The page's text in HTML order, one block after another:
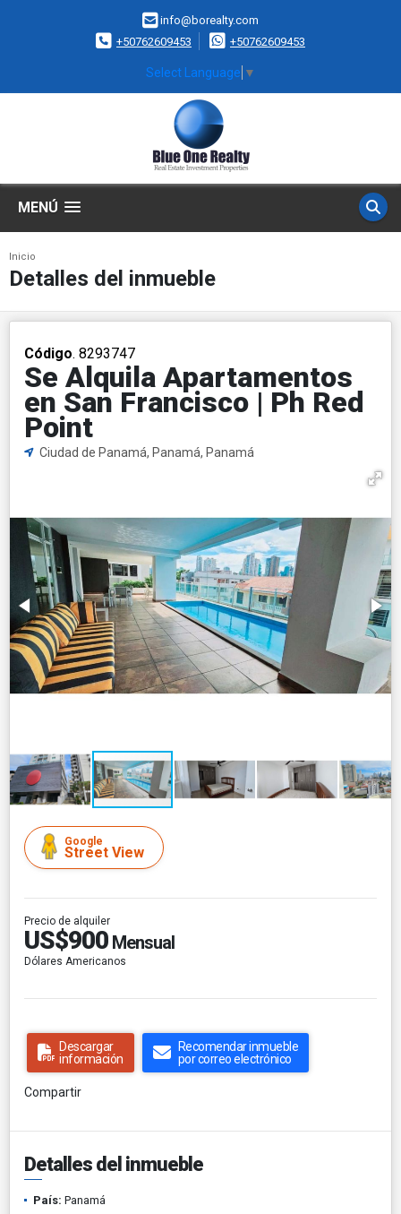
info@borealty.com
+50762609453
+50762609453
Select Language ▼
MENÚ
Inicio
Detalles del inmueble
Código. 8293747
Se Alquila Apartamentos
en San Francisco | Ph Red
Point
Ciudad de Panamá, Panamá, Panamá
Google
Street View
Precio de alquiler
US$900 Mensual
Dólares Americanos
Descargar
información
Recomendar inmueble
por correo electrónico
Compartir
Detalles del inmueble
País: Panamá